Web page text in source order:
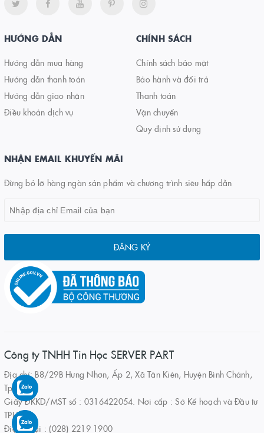
HƯỚNG DẪN
Hướng dẫn mua hàng
Hướng dẫn thanh toán
Hướng dẫn giao nhận
Điều khoản dịch vụ
CHÍNH SÁCH
Chính sách bảo mật
Bảo hành và đổi trả
Thanh toán
Vận chuyển
Quy định sử dụng
NHẬN EMAIL KHUYẾN MÃI
Đừng bỏ lỡ hàng ngàn sản phẩm và chương trình siêu hấp dẫn
ĐĂNG KÝ
Công ty TNHH Tin Học SERVER PART
Địa chỉ: B8/29B Hưng Nhơn, Ấp 2, Xã Tân Kiên, Huyện Bình Chánh,
Tp.HCM
Giấy ĐKKD/MST số : 0316422054. Nơi cấp : Sở Kế hoạch và Đầu tư
TPHCM
Điện thoại : (028) 2219 1900